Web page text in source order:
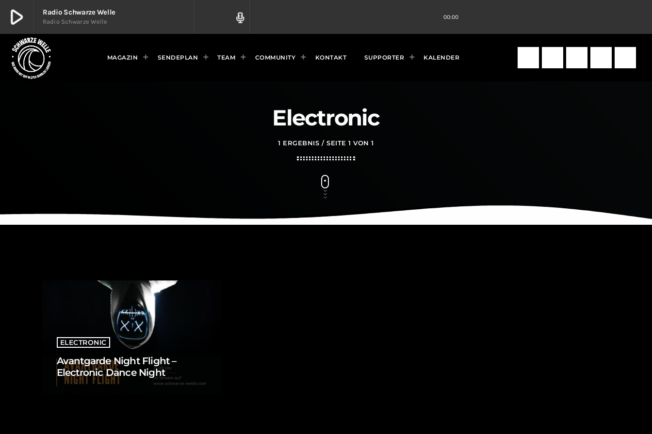
play_arrow Radio Schwarze Welle
Radio Schwarze Welle radio 00:00
play_arrow Radio Schwarze Welle
Radio Schwarze Welle MAGAZIN SENDEPLAN TEAM COMMUNITY KONTAKT SUPPORTER KALENDER
Electronic
1 ERGEBNIS / SEITE 1 VON 1
ELECTRONIC
Avantgarde Night Flight –
Electronic Dance Night